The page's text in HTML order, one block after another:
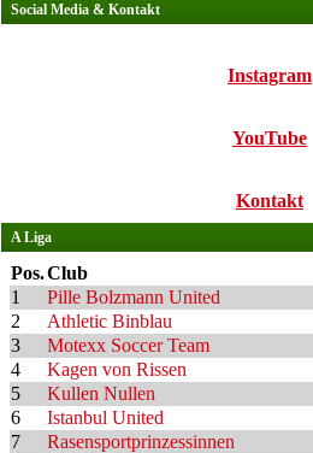
Social Media & Kontakt
Instagram
YouTube
Kontakt
A Liga
Pos.Club
1
Pille Bolzmann United
2
Athletic Binblau
3
Motexx Soccer Team
4
Kagen von Rissen
5
Kullen Nullen
6
Istanbul United
7
Rasensportprinzessinnen